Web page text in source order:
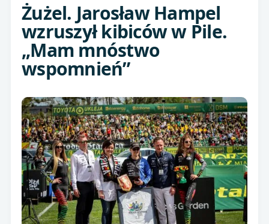
Żużel. Jarosław Hampel
wzruszył kibiców w Pile.
„Mam mnóstwo
wspomnień”